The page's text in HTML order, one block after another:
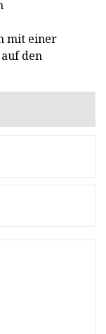
mit einer
den